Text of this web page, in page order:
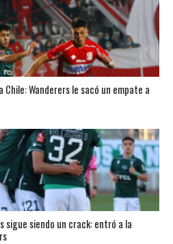
Chile: Wanderers le sacó un empate a
sigue siendo un crack: entró a la